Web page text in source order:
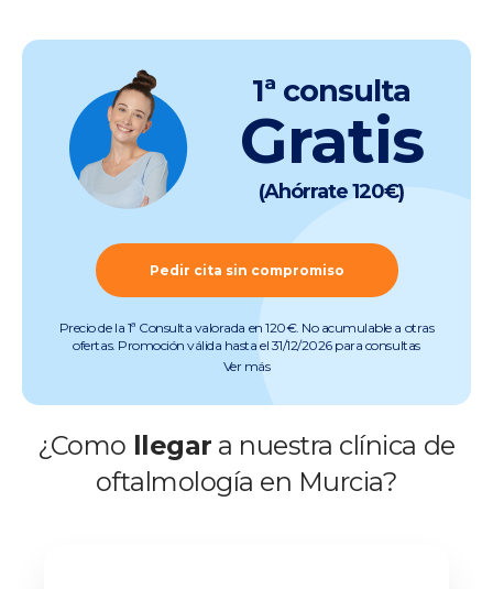
1ª consulta
Gratis
(Ahórrate 120€)
Pedir cita sin compromiso
Precio de la 1ª Consulta valorada en 120€. No acumulable a otras
ofertas. Promoción válida hasta el 31/12/2026 para consultas
preoperatorias de miopía, hipermetropía, astigmatismo, presbicia y
www.clinicabaviera.com/promociones.Registro sanitario NRS
CS2046.
Ver más
¿Como llegar a nuestra clínica de
oftalmología en Murcia?